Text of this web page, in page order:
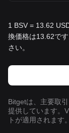
1 BSV = 13.62
換価格は13.62で
さい。
Bitgetは、主要取
提供しています。
トが適用されます。